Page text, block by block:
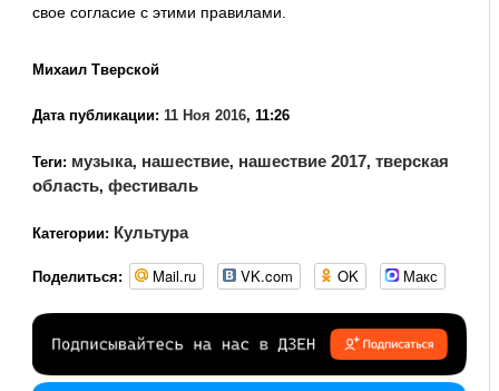
свое согласие с этими правилами.
Михаил Тверской
Дата публикации: 11 Ноя 2016, 11:26
Теги: музыка, нашествие, нашествие 2017, тверская
область, фестиваль
Категории: Культура
Поделиться: Mail.ru VK.com OK Макс